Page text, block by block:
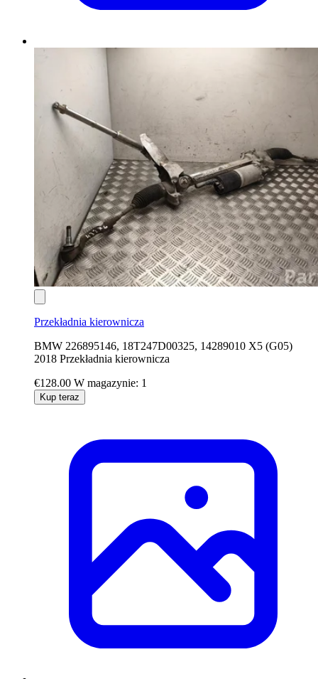
Przekładnia kierownicza
BMW 226895146, 18T247D00325, 14289010 X5 (G05)
2018 Przekładnia kierownicza
€128.00 W magazynie: 1
Kup teraz